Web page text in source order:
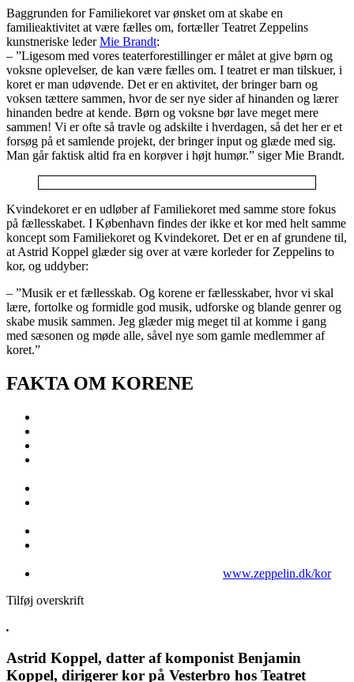
Baggrunden for Familiekoret var ønsket om at skabe en
familieaktivitet at være fælles om, fortæller Teatret Zeppelins
kunstneriske lederMie Brandt:
– ”Ligesom med vores teaterforestillinger er målet at give børn og
voksne oplevelser, de kan være fælles om. I teatret er man tilskuer, i
koret er man udøvende. Det er en aktivitet, der bringer barn og
voksen tættere sammen, hvor de ser nye sider af hinanden og lærer
hinanden bedre at kende. Børn og voksne bør lave meget mere
sammen! Vi er ofte så travle og adskilte i hverdagen, så det her er et
forsøg på et samlende projekt, der bringer input og glæde med sig.
Man går faktisk altid fra en korøver i højt humør.” siger Mie Brandt.
Kvindekoret er en udløber af Familiekoret med samme store fokus
på fællesskabet. I København findes der ikke et kor med helt samme
koncept som Familiekoret og Kvindekoret. Det er en af grundene til,
at Astrid Koppel glæder sig over at være korleder for Zeppelins to
kor, og uddyber:
– ”Musik er et fællesskab. Og korene er fællesskaber, hvor vi skal
lære, fortolke og formidle god musik, udforske og blande genrer og
skabe musik sammen. Jeg glæder mig meget til at komme i gang
med sæsonen og møde alle, såvel nye som gamle medlemmer af
koret.”
FAKTA OM KORENE
www.zeppelin.dk/kor
Tilføj overskrift
.
Astrid Koppel, datter af komponist Benjamin
Koppel, dirigerer kor på Vesterbro hos Teatret